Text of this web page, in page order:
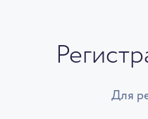
Для